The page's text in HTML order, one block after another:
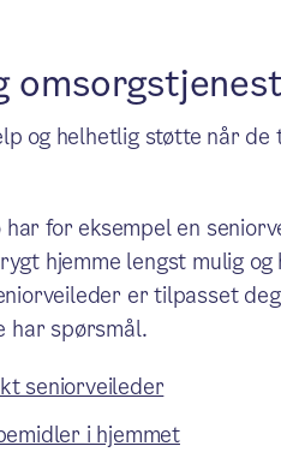
og helhetlig støtte når
for eksempel en
hjemme lengst mulig
er tilpasset
har spørsmål.
seniorveileder
i hjemmet